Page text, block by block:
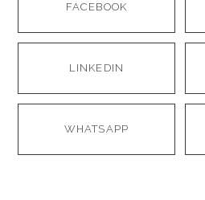
FACEBOOK
LINKEDIN
WHATSAPP